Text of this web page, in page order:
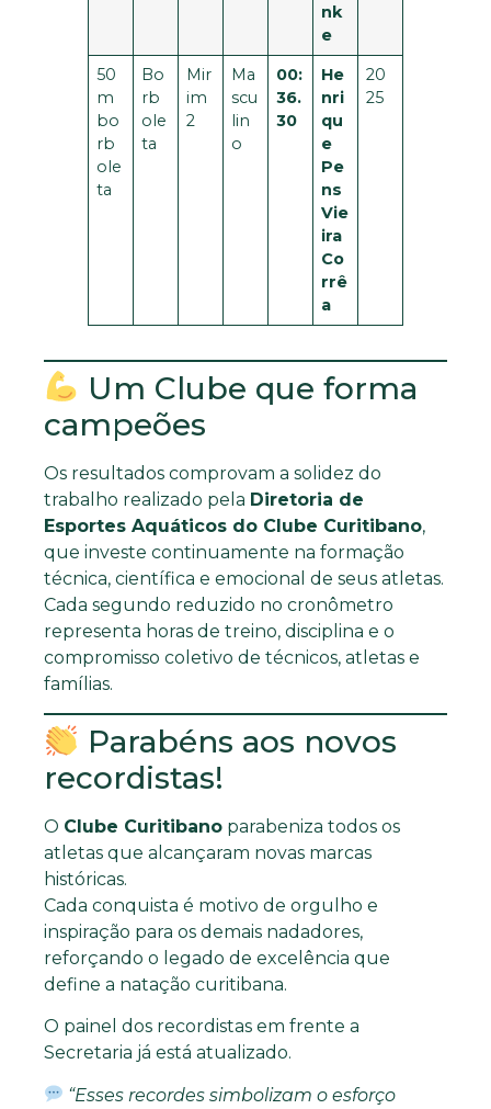
nk
e
50
m
bo
rb
ole
ta
Bo
rb
ole
ta
Mir
im
2
Ma
scu
lin
o
00:
36.
30
He
nri
qu
e
Pe
ns
Vie
ira
Co
rrê
a
20
25
Um Clube que forma
campeões
Os resultados comprovam a solidez do
trabalho realizado pela Diretoria de
Esportes Aquáticos do Clube Curitibano,
que investe continuamente na formação
técnica, científica e emocional de seus atletas.
Cada segundo reduzido no cronômetro
representa horas de treino, disciplina e o
compromisso coletivo de técnicos, atletas e
famílias.
Parabéns aos novos
recordistas!
O Clube Curitibano parabeniza todos os
atletas que alcançaram novas marcas
históricas.
Cada conquista é motivo de orgulho e
inspiração para os demais nadadores,
reforçando o legado de excelência que
define a natação curitibana.
O painel dos recordistas em frente a
Secretaria já está atualizado.
“Esses recordes simbolizam o esforço